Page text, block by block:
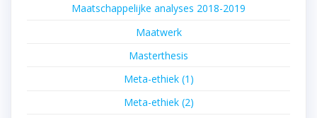
Maatschappelijke analyses 2018-2019
Maatwerk
Masterthesis
Meta-ethiek (1)
Meta-ethiek (2)